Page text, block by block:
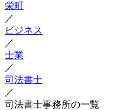
栄町
／
ビジネス
／
士業
／
司法書士
／
司法書士事務所の一覧